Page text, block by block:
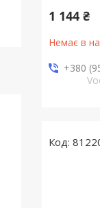
1 144 ₴
Немає в
+380